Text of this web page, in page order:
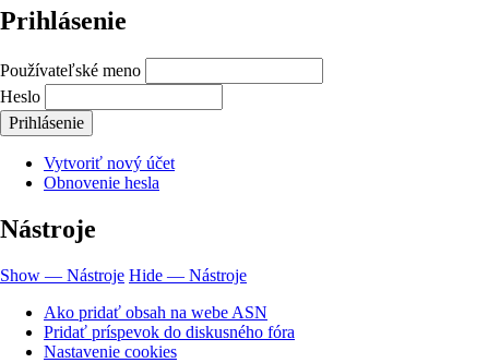
Prihlásenie
Používateľské meno
Heslo
Vytvoriť nový účet
Obnovenie hesla
Nástroje
Show — Nástroje Hide — Nástroje
Ako pridať obsah na webe ASN
Pridať príspevok do diskusného fóra
Nastavenie cookies